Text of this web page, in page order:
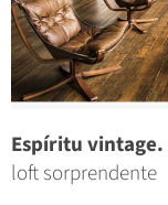
Espíritu vintage.
loft sorprendente